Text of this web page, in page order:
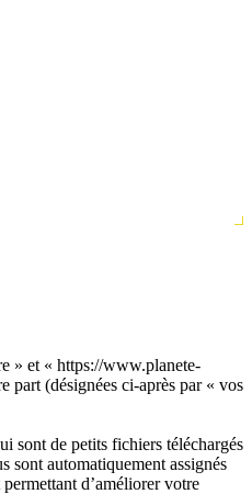
» et « https://www.planete-
part (désignées ci-après par « vos
sont de petits fichiers téléchargés
sont automatiquement assignés
d’améliorer votre